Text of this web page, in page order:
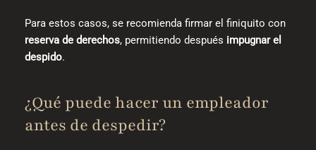
Para estos casos, se recomienda firmar el finiquito con
reserva de derechos, permitiendo después impugnar el
despido.
¿Qué puede hacer un empleador
antes de despedir?